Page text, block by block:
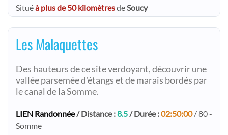
Situéà plus de 50 kilomètresdeSoucy
Les Malaquettes
Des hauteurs de ce site verdoyant, découvrir une
vallée parsemée d'étangs et de marais bordés par
le canal de la Somme.
LIEN Randonnée/ Distance :8.5/ Durée :02:50:00/ 80 -
Somme